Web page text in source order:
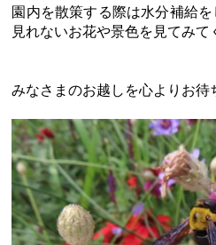
園内を散策する際は水分補給
見れないお花や景色を見てみて
みなさまのお越しを心よりお